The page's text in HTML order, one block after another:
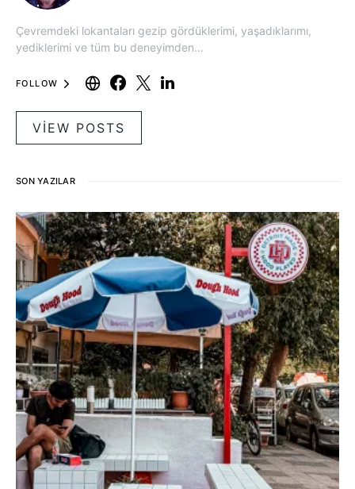
Çevremdeki lokantaları gezip gördüklerimi, yaşadıklarımı,
yediklerimi ve tüm bu deneyimden…
FOLLOW
VIEW POSTS
SON YAZILAR